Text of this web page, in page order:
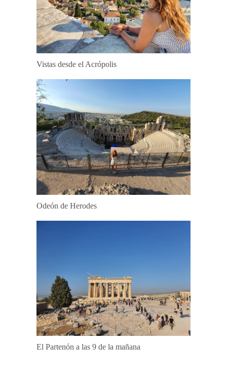
Vistas desde el Acrópolis
Odeón de Herodes
El Partenón a las 9 de la mañana